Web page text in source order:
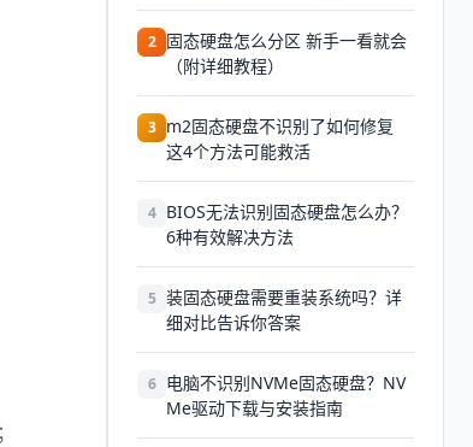
2 固态硬盘怎么分区 新手一看就会
（附详细教程）
3 m2固态硬盘不识别了如何修复
这4个方法可能救活
4 BIOS无法识别固态硬盘怎么办？
6种有效解决方法
5 装固态硬盘需要重装系统吗？详
细对比告诉你答案
6 电脑不识别NVMe固态硬盘？NV
Me驱动下载与安装指南